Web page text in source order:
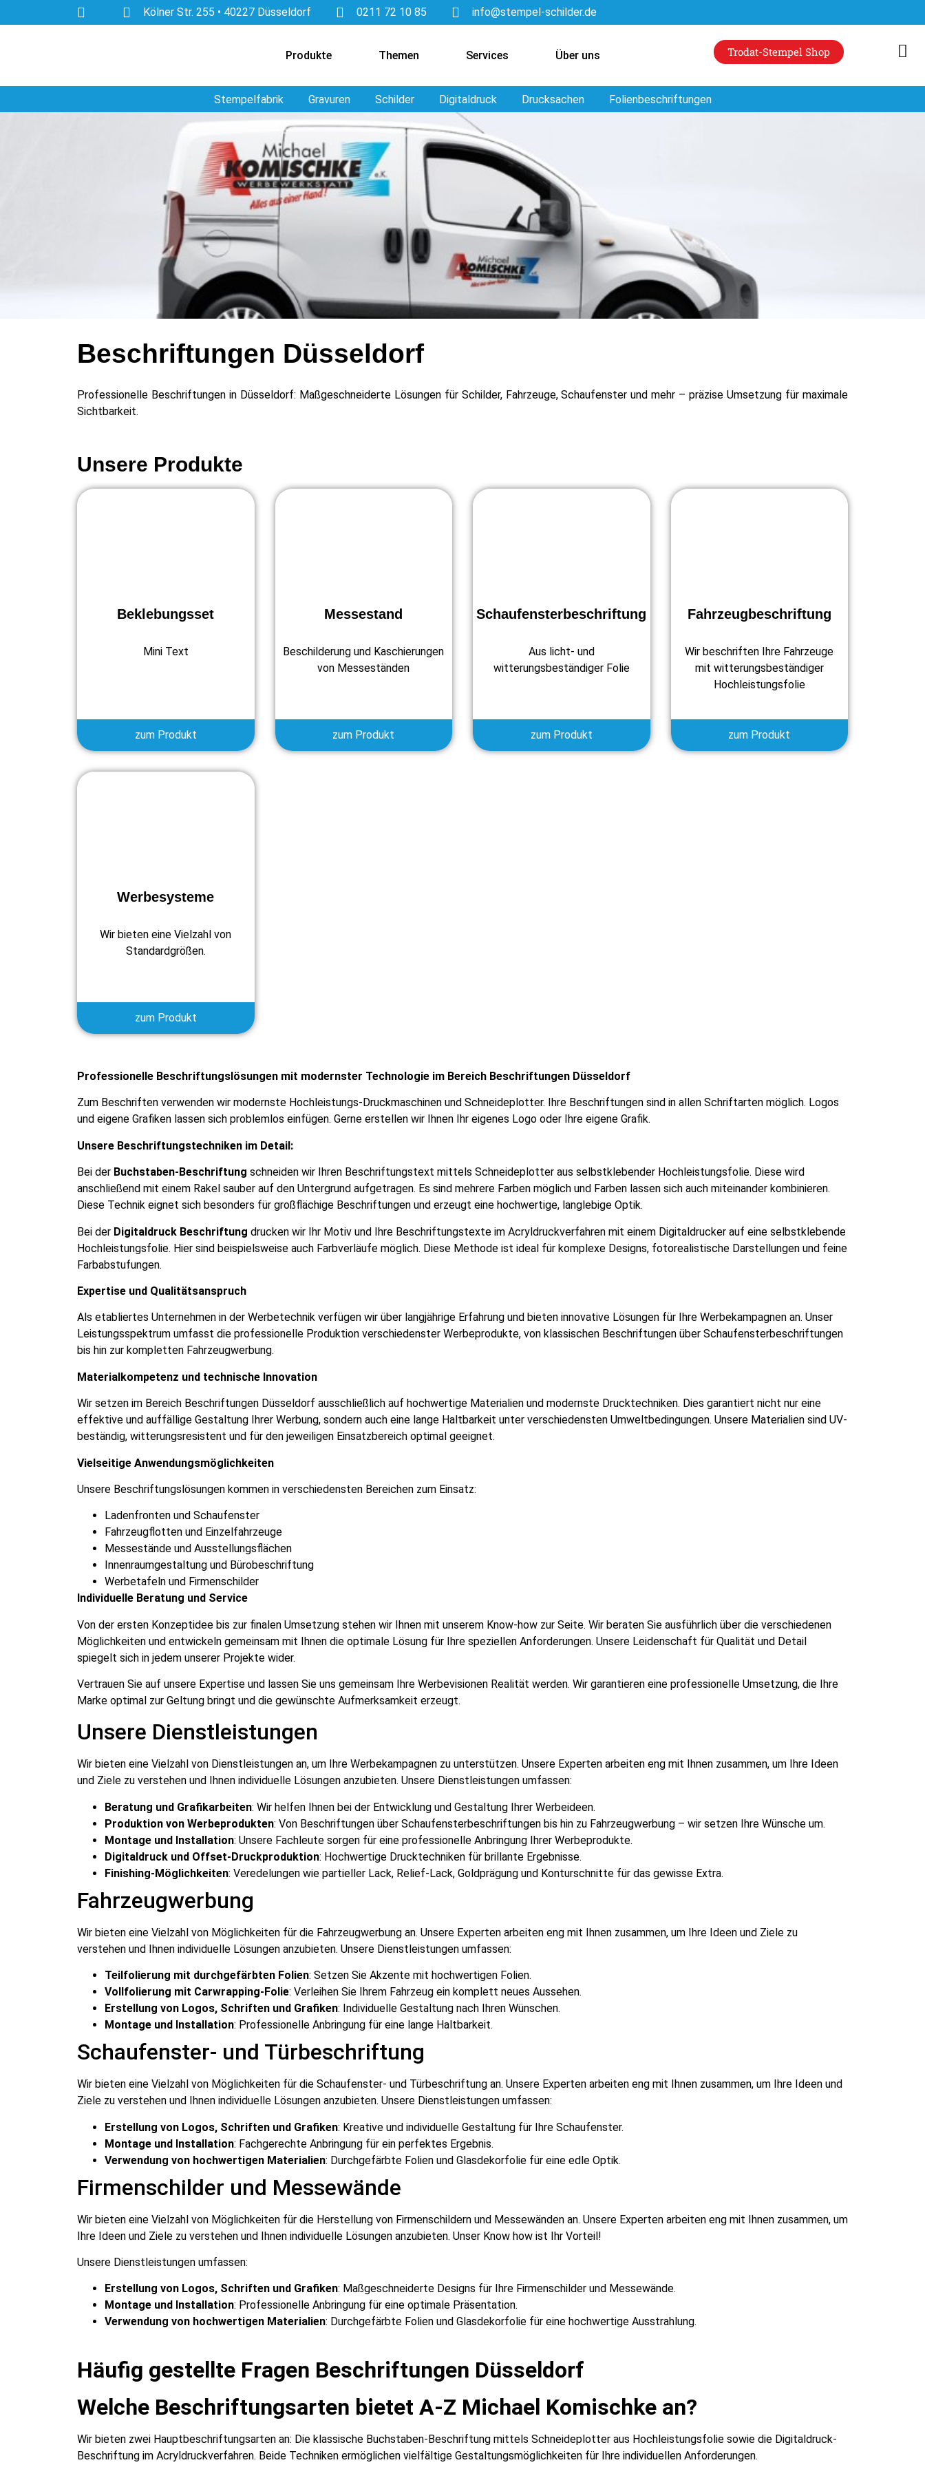
Kölner Str. 255 • 40227 Düsseldorf 0211 72 10 85 info@stempel-schilder.de
Produkte Themen Services Über uns Trodat-Stempel Shop
Stempelfabrik Gravuren Schilder Digitaldruck Drucksachen Folienbeschriftungen
Beschriftungen Düsseldorf
Professionelle Beschriftungen in Düsseldorf: Maßgeschneiderte Lösungen für Schilder, Fahrzeuge, Schaufenster und mehr – präzise Umsetzung für maximale
Sichtbarkeit.
Unsere Produkte
Beklebungsset
Mini Text
zum Produkt
Messestand
Beschilderung und Kaschierungen
von Messeständen
zum Produkt
Schaufensterbeschriftung
Aus licht- und
witterungsbeständiger Folie
zum Produkt
Fahrzeugbeschriftung
Wir beschriften Ihre Fahrzeuge
mit witterungsbeständiger
Hochleistungsfolie
zum Produkt
Werbesysteme
Wir bieten eine Vielzahl von
Standardgrößen.
zum Produkt
Professionelle Beschriftungslösungen mit modernster Technologie im Bereich Beschriftungen Düsseldorf
Zum Beschriften verwenden wir modernste Hochleistungs-Druckmaschinen und Schneideplotter. Ihre Beschriftungen sind in allen Schriftarten möglich. Logos
und eigene Grafiken lassen sich problemlos einfügen. Gerne erstellen wir Ihnen Ihr eigenes Logo oder Ihre eigene Grafik.
Unsere Beschriftungstechniken im Detail:
Bei der Buchstaben-Beschriftung schneiden wir Ihren Beschriftungstext mittels Schneideplotter aus selbstklebender Hochleistungsfolie. Diese wird
anschließend mit einem Rakel sauber auf den Untergrund aufgetragen. Es sind mehrere Farben möglich und Farben lassen sich auch miteinander kombinieren.
Diese Technik eignet sich besonders für großflächige Beschriftungen und erzeugt eine hochwertige, langlebige Optik.
Bei der Digitaldruck Beschriftung drucken wir Ihr Motiv und Ihre Beschriftungstexte im Acryldruckverfahren mit einem Digitaldrucker auf eine selbstklebende
Hochleistungsfolie. Hier sind beispielsweise auch Farbverläufe möglich. Diese Methode ist ideal für komplexe Designs, fotorealistische Darstellungen und feine
Farbabstufungen.
Expertise und Qualitätsanspruch
Als etabliertes Unternehmen in der Werbetechnik verfügen wir über langjährige Erfahrung und bieten innovative Lösungen für Ihre Werbekampagnen an. Unser
Leistungsspektrum umfasst die professionelle Produktion verschiedenster Werbeprodukte, von klassischen Beschriftungen über Schaufensterbeschriftungen
bis hin zur kompletten Fahrzeugwerbung.
Materialkompetenz und technische Innovation
Wir setzen im Bereich Beschriftungen Düsseldorf ausschließlich auf hochwertige Materialien und modernste Drucktechniken. Dies garantiert nicht nur eine
effektive und auffällige Gestaltung Ihrer Werbung, sondern auch eine lange Haltbarkeit unter verschiedensten Umweltbedingungen. Unsere Materialien sind UV-
beständig, witterungsresistent und für den jeweiligen Einsatzbereich optimal geeignet.
Vielseitige Anwendungsmöglichkeiten
Unsere Beschriftungslösungen kommen in verschiedensten Bereichen zum Einsatz:
Ladenfronten und Schaufenster
Fahrzeugflotten und Einzelfahrzeuge
Messestände und Ausstellungsflächen
Innenraumgestaltung und Bürobeschriftung
Werbetafeln und Firmenschilder
Individuelle Beratung und Service
Von der ersten Konzeptidee bis zur finalen Umsetzung stehen wir Ihnen mit unserem Know-how zur Seite. Wir beraten Sie ausführlich über die verschiedenen
Möglichkeiten und entwickeln gemeinsam mit Ihnen die optimale Lösung für Ihre speziellen Anforderungen. Unsere Leidenschaft für Qualität und Detail
spiegelt sich in jedem unserer Projekte wider.
Vertrauen Sie auf unsere Expertise und lassen Sie uns gemeinsam Ihre Werbevisionen Realität werden. Wir garantieren eine professionelle Umsetzung, die Ihre
Marke optimal zur Geltung bringt und die gewünschte Aufmerksamkeit erzeugt.
Unsere Dienstleistungen
Wir bieten eine Vielzahl von Dienstleistungen an, um Ihre Werbekampagnen zu unterstützen. Unsere Experten arbeiten eng mit Ihnen zusammen, um Ihre Ideen
und Ziele zu verstehen und Ihnen individuelle Lösungen anzubieten. Unsere Dienstleistungen umfassen:
Beratung und Grafikarbeiten: Wir helfen Ihnen bei der Entwicklung und Gestaltung Ihrer Werbeideen.
Produktion von Werbeprodukten: Von Beschriftungen über Schaufensterbeschriftungen bis hin zu Fahrzeugwerbung – wir setzen Ihre Wünsche um.
Montage und Installation: Unsere Fachleute sorgen für eine professionelle Anbringung Ihrer Werbeprodukte.
Digitaldruck und Offset-Druckproduktion: Hochwertige Drucktechniken für brillante Ergebnisse.
Finishing-Möglichkeiten: Veredelungen wie partieller Lack, Relief-Lack, Goldprägung und Konturschnitte für das gewisse Extra.
Fahrzeugwerbung
Wir bieten eine Vielzahl von Möglichkeiten für die Fahrzeugwerbung an. Unsere Experten arbeiten eng mit Ihnen zusammen, um Ihre Ideen und Ziele zu
verstehen und Ihnen individuelle Lösungen anzubieten. Unsere Dienstleistungen umfassen:
Teilfolierung mit durchgefärbten Folien: Setzen Sie Akzente mit hochwertigen Folien.
Vollfolierung mit Carwrapping-Folie: Verleihen Sie Ihrem Fahrzeug ein komplett neues Aussehen.
Erstellung von Logos, Schriften und Grafiken: Individuelle Gestaltung nach Ihren Wünschen.
Montage und Installation: Professionelle Anbringung für eine lange Haltbarkeit.
Schaufenster- und Türbeschriftung
Wir bieten eine Vielzahl von Möglichkeiten für die Schaufenster- und Türbeschriftung an. Unsere Experten arbeiten eng mit Ihnen zusammen, um Ihre Ideen und
Ziele zu verstehen und Ihnen individuelle Lösungen anzubieten. Unsere Dienstleistungen umfassen:
Erstellung von Logos, Schriften und Grafiken: Kreative und individuelle Gestaltung für Ihre Schaufenster.
Montage und Installation: Fachgerechte Anbringung für ein perfektes Ergebnis.
Verwendung von hochwertigen Materialien: Durchgefärbte Folien und Glasdekorfolie für eine edle Optik.
Firmenschilder und Messewände
Wir bieten eine Vielzahl von Möglichkeiten für die Herstellung von Firmenschildern und Messewänden an. Unsere Experten arbeiten eng mit Ihnen zusammen, um
Ihre Ideen und Ziele zu verstehen und Ihnen individuelle Lösungen anzubieten. Unser Know how ist Ihr Vorteil!
Unsere Dienstleistungen umfassen:
Erstellung von Logos, Schriften und Grafiken: Maßgeschneiderte Designs für Ihre Firmenschilder und Messewände.
Montage und Installation: Professionelle Anbringung für eine optimale Präsentation.
Verwendung von hochwertigen Materialien: Durchgefärbte Folien und Glasdekorfolie für eine hochwertige Ausstrahlung.
Häufig gestellte Fragen Beschriftungen Düsseldorf
Welche Beschriftungsarten bietet A-Z Michael Komischke an?
Wir bieten zwei Hauptbeschriftungsarten an: Die klassische Buchstaben-Beschriftung mittels Schneideplotter aus Hochleistungsfolie sowie die Digitaldruck-
Beschriftung im Acryldruckverfahren. Beide Techniken ermöglichen vielfältige Gestaltungsmöglichkeiten für Ihre individuellen Anforderungen.